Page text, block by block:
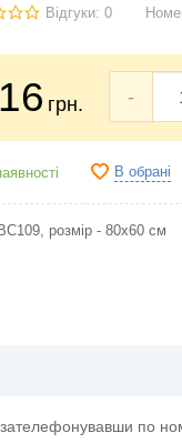
Відгуки: 0
грн. -
В обрані
розмір - 80х60 см
по